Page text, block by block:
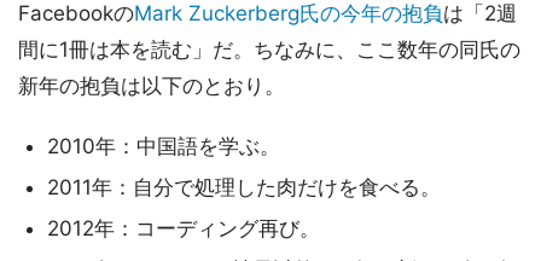
FacebookのMark Zuckerberg氏の今年の抱負は「2週
間に1冊は本を読む」だ。ちなみに、ここ数年の同氏の
新年の抱負は以下のとおり。
2010年：中国語を学ぶ。
2011年：自分で処理した肉だけを食べる。
2012年：コーディング再び。